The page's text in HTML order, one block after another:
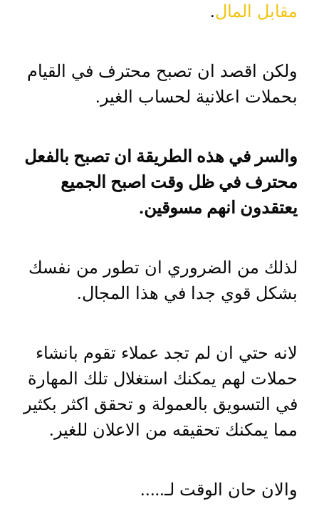
مقابل المال.
ولكن اقصد ان تصبح محترف في القيام
بحملات اعلانية لحساب الغير.
والسر في هذه الطريقة ان تصبح بالفعل
محترف في ظل وقت اصبح الجميع
يعتقدون انهم مسوقين.
لذلك من الضروري ان تطور من نفسك
بشكل قوي جدا في هذا المجال.
لانه حتي ان لم تجد عملاء تقوم بانشاء
حملات لهم يمكنك استغلال تلك المهارة
في التسويق بالعمولة و تحقق اكثر بكثير
مما يمكنك تحقيقه من الاعلان للغير.
والان حان الوقت لـ…..